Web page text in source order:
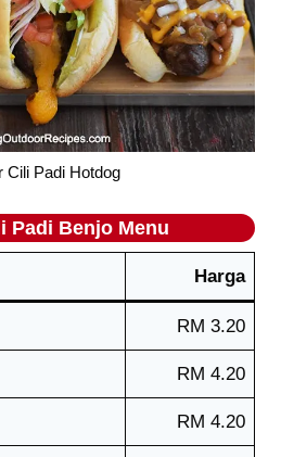
Cili Padi Hotdog
Padi Benjo Menu
Harga
RM 3.20
RM 4.20
RM 4.20